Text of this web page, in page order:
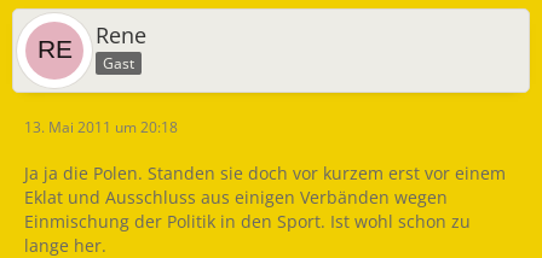
Rene
Gast
13. Mai 2011 um 20:18
Ja ja die Polen. Standen sie doch vor kurzem erst vor einem
Eklat und Ausschluss aus einigen Verbänden wegen
Einmischung der Politik in den Sport. Ist wohl schon zu
lange her.